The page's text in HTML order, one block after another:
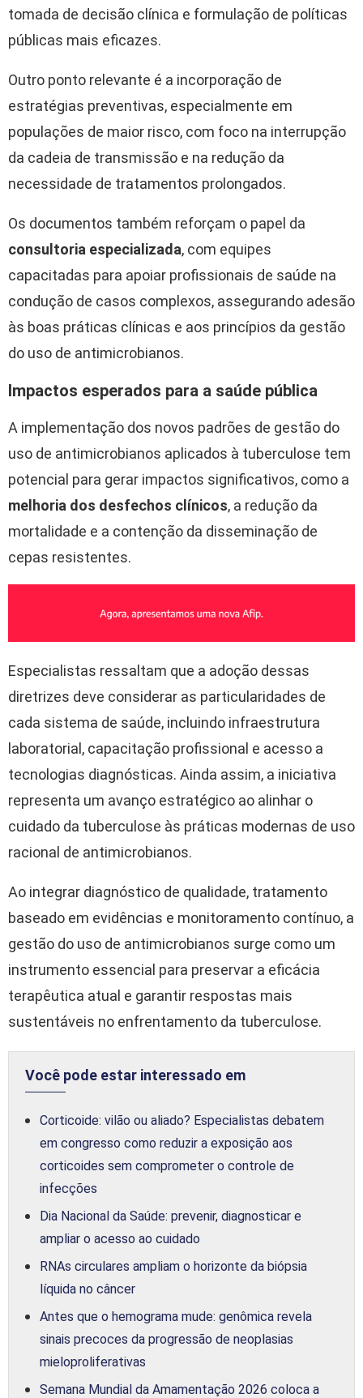
tomada de decisão clínica e formulação de políticas
públicas mais eficazes.
Outro ponto relevante é a incorporação de
estratégias preventivas, especialmente em
populações de maior risco, com foco na interrupção
da cadeia de transmissão e na redução da
necessidade de tratamentos prolongados.
Os documentos também reforçam o papel da
consultoria especializada, com equipes
capacitadas para apoiar profissionais de saúde na
condução de casos complexos, assegurando adesão
às boas práticas clínicas e aos princípios da gestão
do uso de antimicrobianos.
Impactos esperados para a saúde pública
A implementação dos novos padrões de gestão do
uso de antimicrobianos aplicados à tuberculose tem
potencial para gerar impactos significativos, como a
melhoria dos desfechos clínicos, a redução da
mortalidade e a contenção da disseminação de
cepas resistentes.
Especialistas ressaltam que a adoção dessas
diretrizes deve considerar as particularidades de
cada sistema de saúde, incluindo infraestrutura
laboratorial, capacitação profissional e acesso a
tecnologias diagnósticas. Ainda assim, a iniciativa
representa um avanço estratégico ao alinhar o
cuidado da tuberculose às práticas modernas de uso
racional de antimicrobianos.
Ao integrar diagnóstico de qualidade, tratamento
baseado em evidências e monitoramento contínuo, a
gestão do uso de antimicrobianos surge como um
instrumento essencial para preservar a eficácia
terapêutica atual e garantir respostas mais
sustentáveis no enfrentamento da tuberculose.
Você pode estar interessado em
Corticoide: vilão ou aliado? Especialistas debatem
em congresso como reduzir a exposição aos
corticoides sem comprometer o controle de
infecções
Dia Nacional da Saúde: prevenir, diagnosticar e
ampliar o acesso ao cuidado
RNAs circulares ampliam o horizonte da biópsia
líquida no câncer
Antes que o hemograma mude: genômica revela
sinais precoces da progressão de neoplasias
mieloproliferativas
Semana Mundial da Amamentação 2026 coloca a